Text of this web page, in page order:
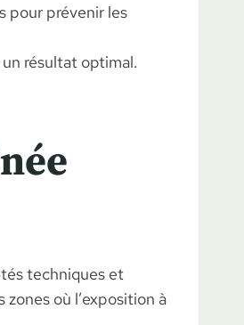
pour prévenir les
résultat optimal.
techniques et
où l’exposition à